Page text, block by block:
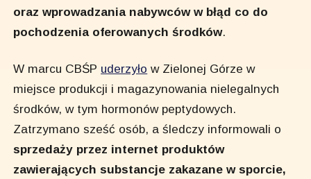
oraz wprowadzania nabywców w błąd co do
pochodzenia oferowanych środków.
W marcu CBŚP uderzyło w Zielonej Górze w
miejsce produkcji i magazynowania nielegalnych
środków, w tym hormonów peptydowych.
Zatrzymano sześć osób, a śledczy informowali o
sprzedaży przez internet produktów
zawierających substancje zakazane w sporcie,